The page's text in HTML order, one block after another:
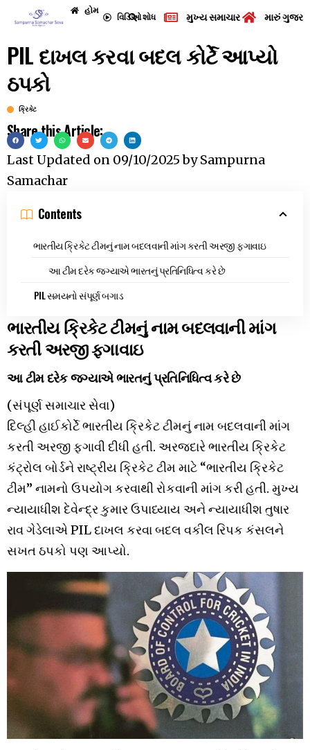
હોમ
વિડિઓશોધ મુખ્ય સમાચાર મારું
PIL દાખલ કરવા બદલ કોર્ટે આપ્યો
ઠપકો
ક્રિકેટ
Share this Article:
Last Updated on 09/10/2025bySampurna
Samachar
Contents
ભારતીય ક્રિકેટ ટીમનું નામ બદલવાની માંગ કરતી અરજી ફગાવાઇ
આ ટીમ દરેક જગ્યાએ ભારતનું પ્રતિનિધિત્વ કરે છે
PIL સમયનો સંપૂર્ણ બગાડ
ભારતીય ક્રિકેટ ટીમનું નામ બદલવાની માંગ
કરતી અરજી ફગાવાઇ
આ ટીમ દરેક જગ્યાએ ભારતનું પ્રતિનિધિત્વ કરે છે
(સંપૂર્ણ સમાચાર સેવા)
દિલ્હી હાઈકોર્ટે ભારતીય ક્રિકેટ ટીમનું નામ બદલવાની માંગ
કરતી અરજી ફગાવી દીધી હતી. અરજદારે ભારતીય ક્રિકેટ
કંટ્રોલ બોર્ડને રાષ્ટ્રીય ક્રિકેટ ટીમ માટે “ભારતીય ક્રિકેટ
ટીમ” નામનો ઉપયોગ કરવાથી રોકવાની માંગ કરી હતી. મુખ્ય
ન્યાયાધીશ દેવેન્દ્ર કુમાર ઉપાધ્યાય અને ન્યાયાધીશ તુષાર
રાવ ગેડેલાએ PIL દાખલ કરવા બદલ વકીલ રિપક કંસલને
સખત ઠપકો પણ આપ્યો.